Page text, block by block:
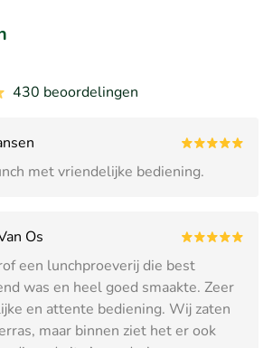
430 beoordelingen
met vriendelijke bediening.
Os
een lunchproeverij die best
was en heel goed smaakte. Zeer
en attente bediening. Wij zaten
maar binnen ziet het er ook